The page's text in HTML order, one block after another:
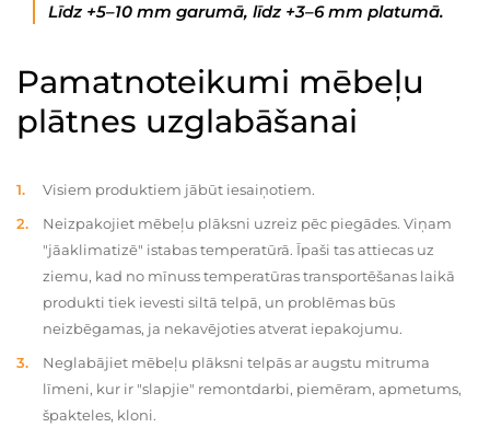
Līdz +5–10 mm garumā, līdz +3–6 mm platumā.
Pamatnoteikumi mēbeļu
plātnes uzglabāšanai
Visiem produktiem jābūt iesaiņotiem.
Neizpakojiet mēbeļu plāksni uzreiz pēc piegādes. Viņam
"jāaklimatizē" istabas temperatūrā. Īpaši tas attiecas uz
ziemu, kad no mīnuss temperatūras transportēšanas laikā
produkti tiek ievesti siltā telpā, un problēmas būs
neizbēgamas, ja nekavējoties atverat iepakojumu.
Neglabājiet mēbeļu plāksni telpās ar augstu mitruma
līmeni, kur ir "slapjie" remontdarbi, piemēram, apmetums,
špakteles, kloni.